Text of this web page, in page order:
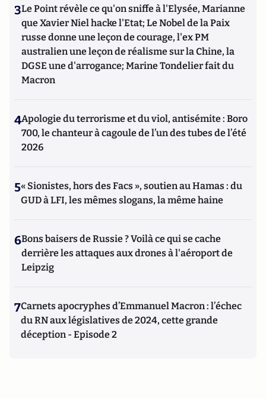
3Le Point révèle ce qu'on sniffe à l'Elysée, Marianne
que Xavier Niel hacke l'Etat; Le Nobel de la Paix
russe donne une leçon de courage, l'ex PM
australien une leçon de réalisme sur la Chine, la
DGSE une d'arrogance; Marine Tondelier fait du
Macron
4Apologie du terrorisme et du viol, antisémite : Boro
700, le chanteur à cagoule de l’un des tubes de l’été
2026
5« Sionistes, hors des Facs », soutien au Hamas : du
GUD à LFI, les mêmes slogans, la même haine
6Bons baisers de Russie ? Voilà ce qui se cache
derrière les attaques aux drones à l'aéroport de
Leipzig
7Carnets apocryphes d’Emmanuel Macron : l’échec
du RN aux législatives de 2024, cette grande
déception - Episode 2